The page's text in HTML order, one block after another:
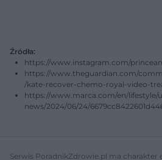
Źródła:
https://www.instagram.com/
https://www.theguardian.com/
/kate-recover-chemo-royal-video-
https://www.marca.com/en/lifestyle/
news/2024/06/24/
Serwis PoradnikZdrowie.pl ma charakter